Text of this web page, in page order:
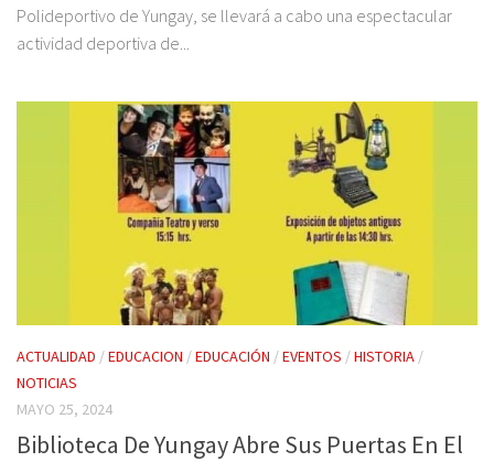
Polideportivo de Yungay, se llevará a cabo una espectacular
actividad deportiva de...
ACTUALIDAD /EDUCACION /EDUCACIÓN /EVENTOS /HISTORIA /
NOTICIAS
MAYO 25, 2024
Biblioteca De Yungay Abre Sus Puertas En El